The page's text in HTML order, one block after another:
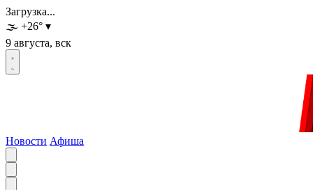
Загрузка...
🌫️ +26° ▾
9 августа, вск
Новости Афиша